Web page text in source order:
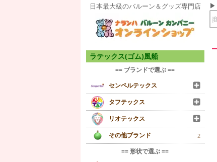
日本最大級のバルーン＆グッズ専門店
ラテックス(ゴム)風船
== ブランドで選ぶ ==
センペルテックス
タフテックス
リオテックス
その他ブランド
2
== 形状で選ぶ ==